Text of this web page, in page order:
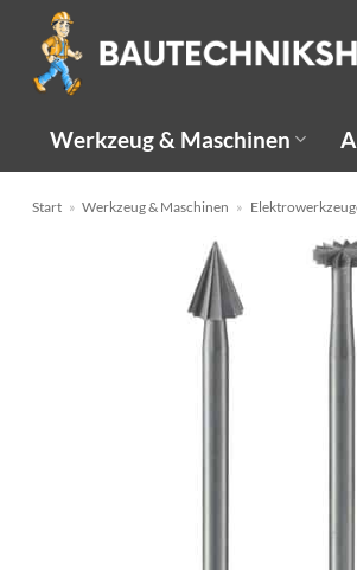
Inhalt
springen
Werkzeug & Maschinen
Start » Werkzeug & Maschinen »